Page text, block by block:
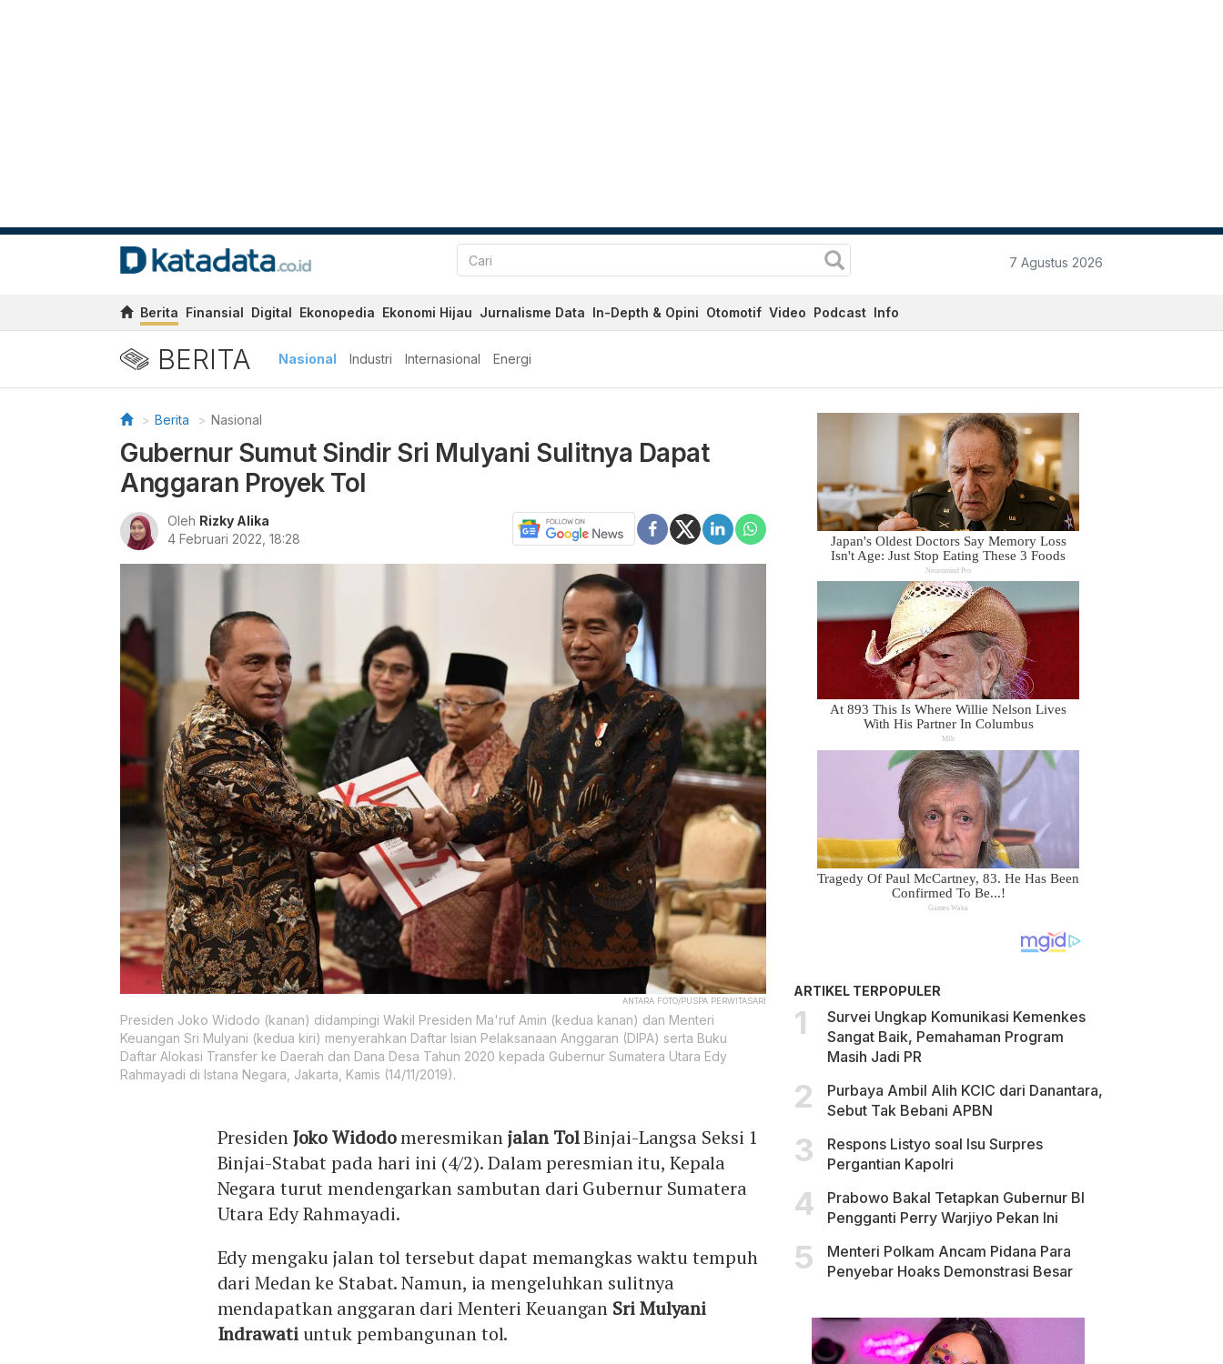
7 Agustus 2026
Berita Finansial Digital Ekonopedia Ekonomi Hijau Jurnalisme Data In-Depth & Opini Otomotif Video Podcast Info
BERITA Nasional Industri Internasional Energi
Berita Nasional
Gubernur Sumut Sindir Sri Mulyani Sulitnya Dapat
Anggaran Proyek Tol
Oleh Rizky Alika
4 Februari 2022, 18:28
ANTARA FOTO/PUSPA PERWITASARI
Presiden Joko Widodo (kanan) didampingi Wakil Presiden Ma'ruf Amin (kedua kanan) dan Menteri
Keuangan Sri Mulyani (kedua kiri) menyerahkan Daftar Isian Pelaksanaan Anggaran (DIPA) serta Buku
Daftar Alokasi Transfer ke Daerah dan Dana Desa Tahun 2020 kepada Gubernur Sumatera Utara Edy
Rahmayadi di Istana Negara, Jakarta, Kamis (14/11/2019).
PresidenJoko Widodomeresmikanjalan TolBinjai-Langsa Seksi 1
Binjai-Stabat pada hari ini (4/2). Dalam peresmian itu, Kepala
Negara turut mendengarkan sambutan dari Gubernur Sumatera
Utara Edy Rahmayadi.
Edy mengaku jalan tol tersebut dapat memangkas waktu tempuh
dari Medan ke Stabat. Namun, ia mengeluhkan sulitnya
mendapatkan anggaran dari Menteri Keuangan Sri Mulyani
Indrawatiuntuk pembangunan tol.
ARTIKEL TERPOPULER
Survei Ungkap Komunikasi Kemenkes
Sangat Baik, Pemahaman Program
Masih Jadi PR
Purbaya Ambil Alih KCIC dari Danantara,
Sebut Tak Bebani APBN
Respons Listyo soal Isu Surpres
Pergantian Kapolri
Prabowo Bakal Tetapkan Gubernur BI
Pengganti Perry Warjiyo Pekan Ini
Menteri Polkam Ancam Pidana Para
Penyebar Hoaks Demonstrasi Besar